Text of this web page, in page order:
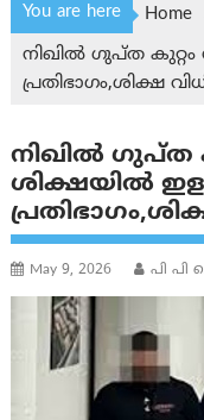
You are here
Home
നിഖിൽ ഗുപ്ത കുറ്റം
പ്രതിഭാഗം,ശിക്ഷ
നിഖിൽ ഗുപ്ത
ശിക്ഷയിൽ
May 9, 2026 പി പി